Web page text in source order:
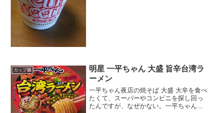
カップ麺
明星 一平ちゃん 大盛 旨辛台湾ラ
ーメン
一平ちゃん夜店の焼そば 大盛 大辛を食べ
たくて、スーパーやコンビニを探し回っ
たんですが、なぜかない。一平ちゃん夜